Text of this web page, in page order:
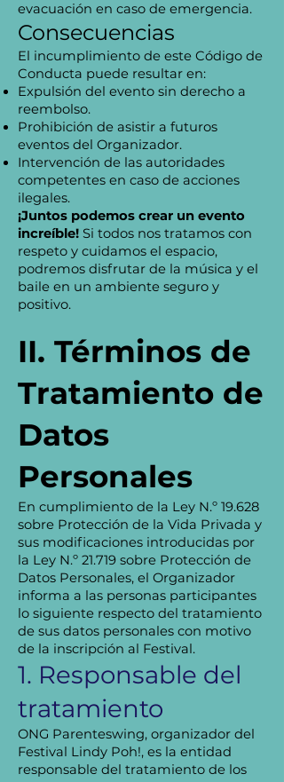
evacuación en caso de emergencia.
Consecuencias
El incumplimiento de este Código de
Conducta puede resultar en:
Expulsión del evento sin derecho a
reembolso.
Prohibición de asistir a futuros
eventos del Organizador.
Intervención de las autoridades
competentes en caso de acciones
ilegales.
¡Juntos podemos crear un evento
increíble! Si todos nos tratamos con
respeto y cuidamos el espacio,
podremos disfrutar de la música y el
baile en un ambiente seguro y
positivo.
II. Términos de
Tratamiento de
Datos
Personales
En cumplimiento de la Ley N.º 19.628
sobre Protección de la Vida Privada y
sus modificaciones introducidas por
la Ley N.º 21.719 sobre Protección de
Datos Personales, el Organizador
informa a las personas participantes
lo siguiente respecto del tratamiento
de sus datos personales con motivo
de la inscripción al Festival.
1. Responsable del
tratamiento
ONG Parenteswing, organizador del
Festival Lindy Poh!, es la entidad
responsable del tratamiento de los